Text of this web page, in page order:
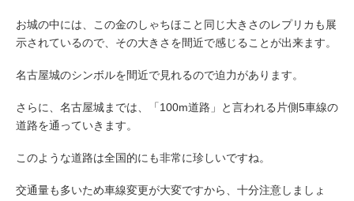
お城の中には、この金のしゃちほこと同じ大きさのレプリカも展
示されているので、その大きさを間近で感じることが出来ます。
名古屋城のシンボルを間近で見れるので迫力があります。
さらに、名古屋城までは、「100m道路」と言われる片側5車線の
道路を通っていきます。
このような道路は全国的にも非常に珍しいですね。
交通量も多いため車線変更が大変ですから、十分注意しましょ